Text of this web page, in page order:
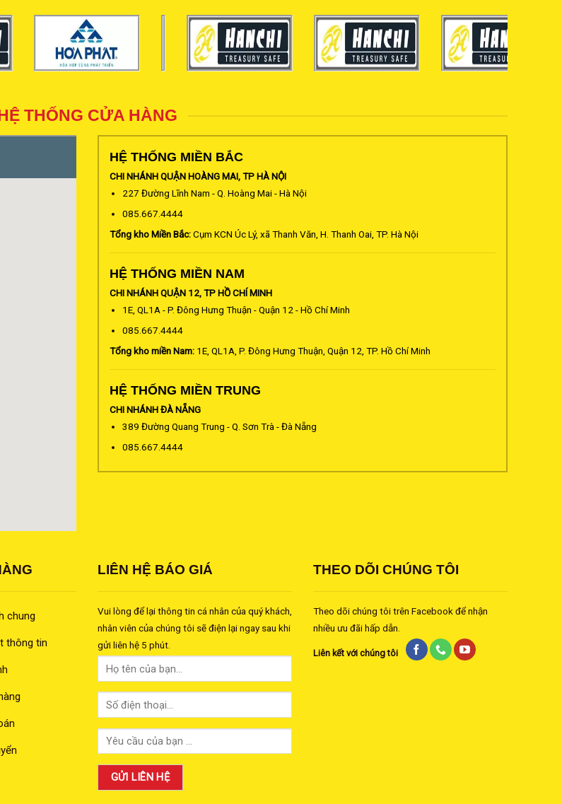
THỐNG CỬA HÀNG
HỆ THỐNG MIỀN BẮC
CHI NHÁNH QUẬN HOÀNG MAI, TP HÀ NỘI
227 Đường Lĩnh Nam - Q. Hoàng Mai - Hà Nội
085.667.4444
Tổng kho Miền Bắc:Cụm KCN Úc Lý, xã Thanh Văn, H. Thanh Oai, TP. Hà Nội
HỆ THỐNG MIỀN NAM
CHI NHÁNH QUẬN 12, TP HỒ CHÍ MINH
1E, QL1A - P. Đông Hưng Thuận - Quận 12 - Hồ Chí Minh
085.667.4444
Tổng kho miền Nam: 1E, QL1A, P. Đông Hưng Thuận, Quận 12, TP. Hồ Chí Minh
HỆ THỐNG MIỀN TRUNG
CHI NHÁNH ĐÀ NẴNG
389 Đường Quang Trung - Q. Sơn Trà - Đà Nẵng
085.667.4444
chung
thông tin
LIÊN HỆ BÁO GIÁ
Vui lòng để lại thông tin cá nhân của quý khách,
nhân viên của chúng tôi sẽ điện lại ngay sau khi
gửi liên hệ 5 phút.
THEO DÕI CHÚNG TÔI
Theo dõi chúng tôi trên Facebook để nhận
nhiều ưu đãi hấp dẫn.
Liên kết với chúng tôi